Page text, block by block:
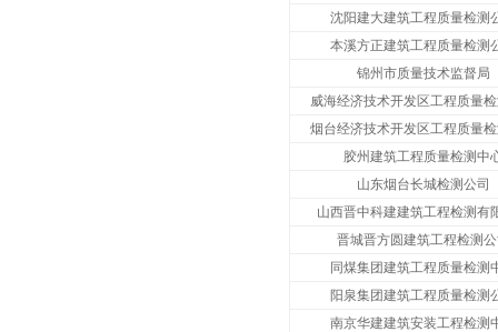
沈阳建大建筑工程质量检测
本溪方正建筑工程质量检测
锦州市质量技术监督局
威海经济技术开发区工程质量
烟台经济技术开发区工程质量
胶州建筑工程质量检测中
山东烟台长城检测公司
山西晋中科建建筑工程检测有
晋城晋方圆建筑工程检测
同煤集团建筑工程质量检测
阳泉集团建筑工程质量检测
南京华建建筑安装工程检测